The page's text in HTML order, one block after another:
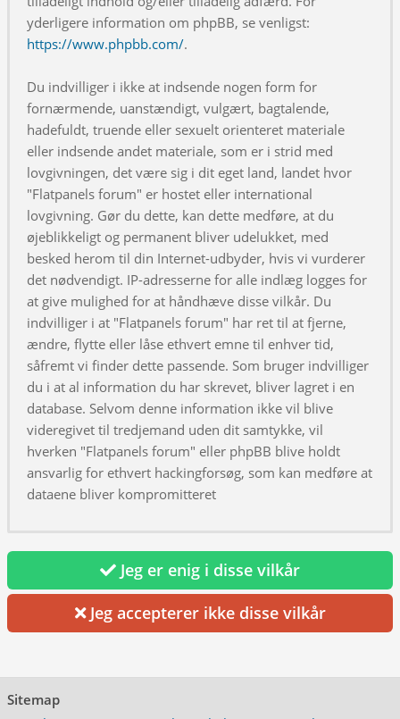
yderligere information om phpBB, se venligst:
https://www.phpbb.com/.
Du indvilliger i ikke at indsende nogen form for
fornærmende, uanstændigt, vulgært, bagtalende,
hadefuldt, truende eller sexuelt orienteret materiale
eller indsende andet materiale, som er i strid med
lovgivningen, det være sig i dit eget land, landet hvor
"Flatpanels forum" er hostet eller international
lovgivning. Gør du dette, kan dette medføre, at du
øjeblikkeligt og permanent bliver udelukket, med
besked herom til din Internet-udbyder, hvis vi vurderer
det nødvendigt. IP-adresserne for alle indlæg logges for
at give mulighed for at håndhæve disse vilkår. Du
indvilliger i at "Flatpanels forum" har ret til at fjerne,
ændre, flytte eller låse ethvert emne til enhver tid,
såfremt vi finder dette passende. Som bruger indvilliger
du i at al information du har skrevet, bliver lagret i en
database. Selvom denne information ikke vil blive
videregivet til tredjemand uden dit samtykke, vil
hverken "Flatpanels forum" eller phpBB blive holdt
ansvarlig for ethvert hackingforsøg, som kan medføre at
dataene bliver kompromitteret
Jeg er enig i disse vilkår
Jeg accepterer ikke disse vilkår
Sitemap